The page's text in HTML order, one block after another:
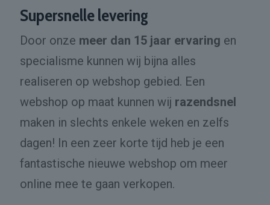
Supersnelle levering
Door onze meer dan 15 jaar ervaring en
specialisme kunnen wij bijna alles
realiseren op webshop gebied. Een
webshop op maat kunnen wij razendsnel
maken in slechts enkele weken en zelfs
dagen! In een zeer korte tijd heb je een
fantastische nieuwe webshop om meer
online mee te gaan verkopen.